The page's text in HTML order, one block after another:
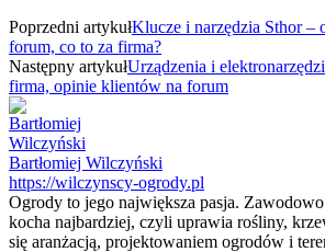
Poprzedni artykułKlucze i narzędzia Sthor –
forum, co to za firma?
Następny artykułUrządzenia i
firma, opinie klientów na forum
Bartłomiej Wilczyński
https://wilczynscy-ogrody.pl
Ogrody to jego największa pasja.
kocha najbardziej, czyli uprawia rośliny,
się aranżacją, projektowaniem ogrodów i